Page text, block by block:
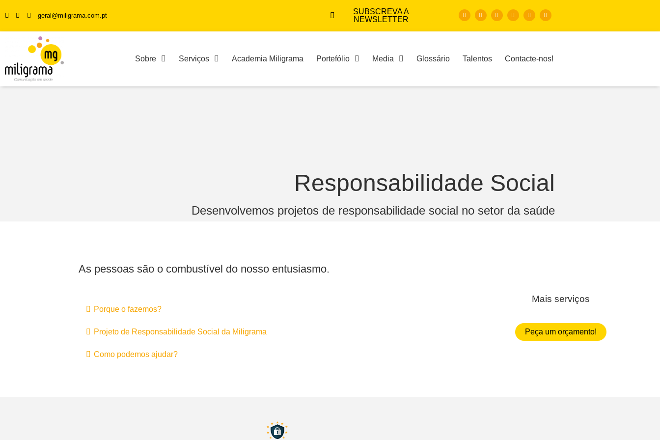
geral@miligrama.com.pt
SUBSCREVA A
NEWSLETTER
Sobre Serviços Academia Miligrama Portefólio Media Glossário Talentos Contacte-nos!
Responsabilidade Social
Desenvolvemos projetos de responsabilidade social no setor da saúde
As pessoas são o combustível do nosso entusiasmo.
Porque o fazemos?
Projeto de Responsabilidade Social da Miligrama
Como podemos ajudar?
Mais serviços
Peça um orçamento!